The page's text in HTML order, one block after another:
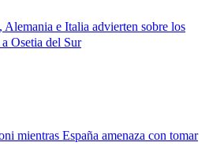
e Italia advierten sobre los
Osetia del Sur
mientras España amenaza con tomar